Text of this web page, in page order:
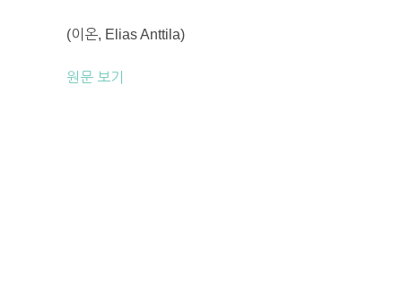
(이온, Elias Anttila)
원문 보기